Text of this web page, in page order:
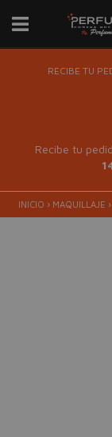
RECIBE TU
Recibe tu
INICIO › MAQUILLAJE ›